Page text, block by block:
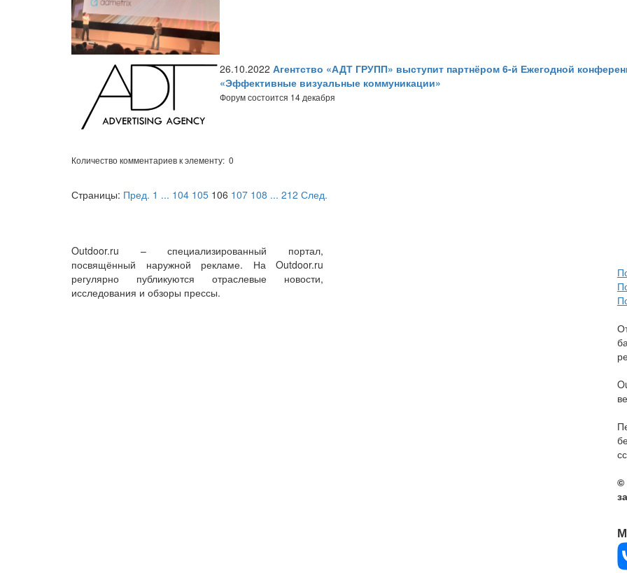
26.10.2022 Агентство «АДТ ГРУПП» выступит партнёром 6-й Ежегодной
«Эффективные визуальные коммуникации»
Форум состоится 14 декабря
Количество комментариев к элементу: 0
Страницы: Пред. 1 ... 104 105 106 107 108 ... 212 След.
Outdoor.ru – специализированный портал,
посвящённый наружной рекламе. На Outdoor.ru
регулярно публикуются отраслевые новости,
исследования и обзоры прессы.